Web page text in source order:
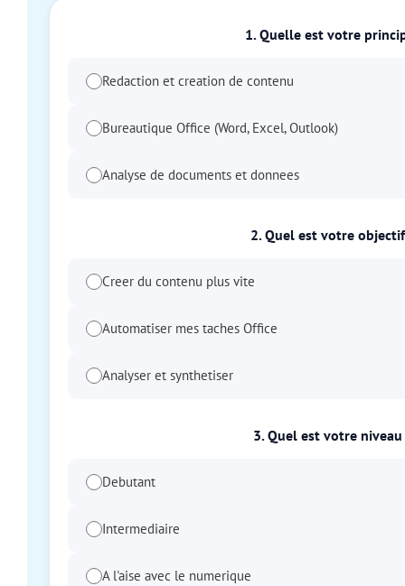
1. Quelle est votre
Redaction et creation de contenu
Bureautique Office (Word, Excel, Outlook)
Analyse de documents et donnees
2. Quel est votre
Creer du contenu plus vite
Automatiser mes taches Office
Analyser et synthetiser
3. Quel est votre
Debutant
Intermediaire
A l'aise avec le numerique